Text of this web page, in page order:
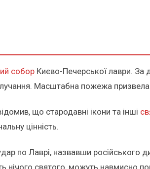
собор Києво-Печерської лаври. За
Масштабна пожежа
що стародавні ікони та інші
цінність.
по Лаврі, назвавши російського
нічого святого, можуть навмисно